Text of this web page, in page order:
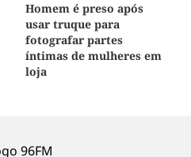
Homem é preso após
usar truque para
fotografar partes
íntimas de mulheres em
loja